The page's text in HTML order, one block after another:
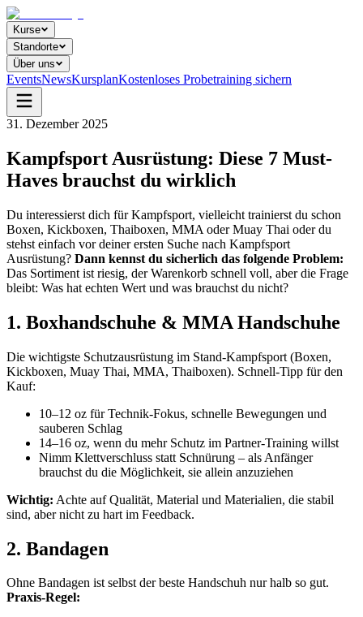
Kurse
Standorte
Über uns
EventsNewsKursplanKostenloses Probetraining sichern
31. Dezember 2025
Kampfsport Ausrüstung: Diese 7 Must-
Haves brauchst du wirklich
Du interessierst dich für Kampfsport, vielleicht trainierst du schon
Boxen, Kickboxen, Thaiboxen, MMA oder Muay Thai oder du
stehst einfach vor deiner ersten Suche nach Kampfsport
Ausrüstung? Dann kennst du sicherlich das folgende Problem:
Das Sortiment ist riesig, der Warenkorb schnell voll, aber die Frage
bleibt: Was hat echten Wert und was brauchst du nicht?
1. Boxhandschuhe & MMA Handschuhe
Die wichtigste Schutzausrüstung im Stand-Kampfsport (Boxen,
Kickboxen, Muay Thai, MMA, Thaiboxen). Schnell-Tipp für den
Kauf:
10–12 oz für Technik-Fokus, schnelle Bewegungen und
sauberen Schlag
14–16 oz, wenn du mehr Schutz im Partner-Training willst
Nimm Klettverschluss statt Schnürung – als Anfänger
brauchst du die Möglichkeit, sie allein anzuziehen
Wichtig: Achte auf Qualität, Material und Materialien, die stabil
sind, aber nicht zu hart im Feedback.
2. Bandagen
Ohne Bandagen ist selbst der beste Handschuh nur halb so gut.
Praxis-Regel: